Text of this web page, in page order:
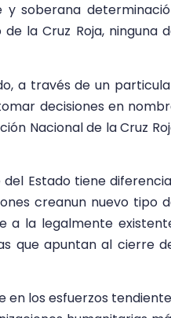
y soberana
la Cruz Roja, ninguna
a través de un
decisiones en
Nacional de la Cruz
Estado tiene
creanun nuevo tipo
a la legalmente
que apuntan al cierre
los esfuerzos